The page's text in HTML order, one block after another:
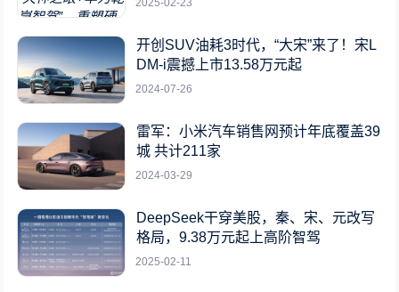
2025-02-23
开创SUV油耗3时代，“大宋”来了！宋L
DM-i震撼上市13.58万元起
2024-07-26
雷军：小米汽车销售网预计年底覆盖39
城 共计211家
2024-03-29
DeepSeek干穿美股，秦、宋、元改写
格局，9.38万元起上高阶智驾
2025-02-11